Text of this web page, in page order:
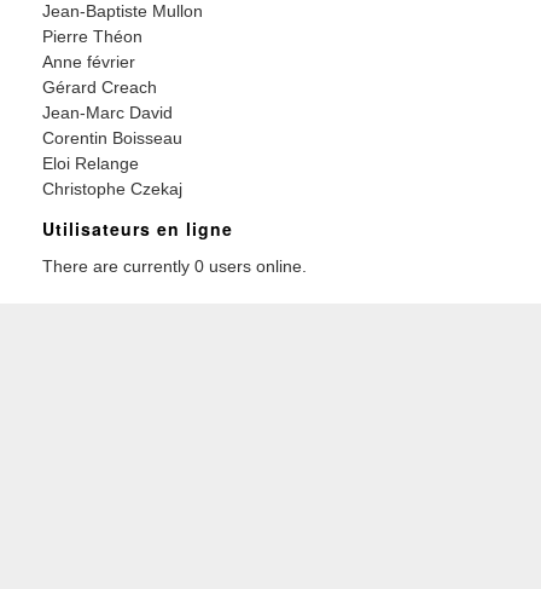
Jean-Baptiste Mullon
Pierre Théon
Anne février
Gérard Creach
Jean-Marc David
Corentin Boisseau
Eloi Relange
Christophe Czekaj
Utilisateurs en ligne
There are currently 0 users online.